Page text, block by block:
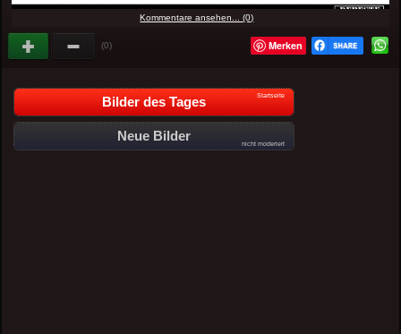
Kommentare ansehen... (0)
(0) Merken
Bilder des Tages Startseite
Neue Bilder
nicht moderiert